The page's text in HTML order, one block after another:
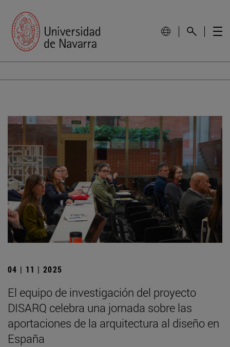
04 | 11 | 2025
El equipo de investigación del proyecto
DISARQ celebra una jornada sobre las
aportaciones de la arquitectura al diseño en
España